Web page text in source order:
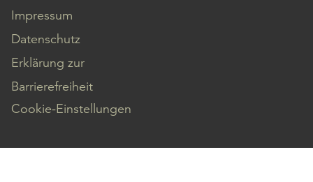
Impressum
Datenschutz
Erklärung zur
Barrierefreiheit
Cookie-Einstellungen